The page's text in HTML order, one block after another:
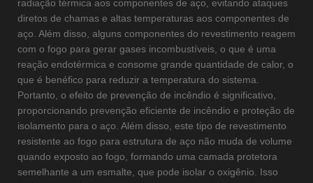
radiação térmica aos componentes de aço, evitando ataques
diretos de chamas e altas temperaturas aos componentes de
aço. Além disso, alguns componentes do revestimento reagem
com o fogo para gerar gases incombustíveis, o que é uma
reação endotérmica e consome grande quantidade de calor, o
que é benéfico para reduzir a temperatura do sistema.
Portanto, o efeito de prevenção de incêndio é significativo,
proporcionando prevenção eficiente de incêndio e proteção de
isolamento para o aço. Além disso, este tipo de revestimento
resistente ao fogo para estrutura de aço não muda de volume
quando exposto ao fogo, formando uma camada protetora
semelhante a um esmalte, que pode isolar o oxigênio. Isso